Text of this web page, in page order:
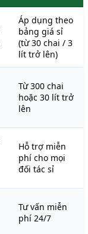
Áp dụng theo
bảng giá sỉ
(từ 30 chai / 3
lít trở lên)
Từ 300 chai
hoặc 30 lít trở
lên
Hỗ trợ miễn
phí cho mọi
đối tác sỉ
Tư vấn miễn
phí 24/7